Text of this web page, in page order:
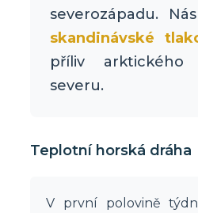
severozápadu.
skandinávské
příliv
severu.
Teplotní horská dráha
V první polovině